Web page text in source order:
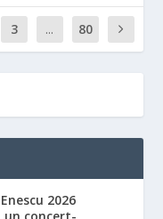
3 ... 80
2026